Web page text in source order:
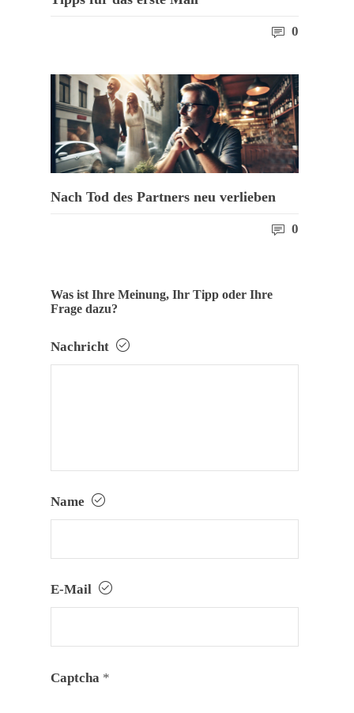
0
Nach Tod des Partners neu verlieben
0
Was ist Ihre Meinung, Ihr Tipp oder Ihre
Frage dazu?
Nachricht
Name
E-Mail
Captcha *